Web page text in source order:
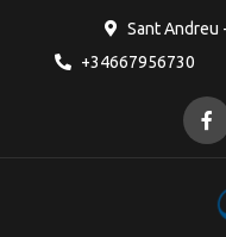
Sant Andreu
+34667956730